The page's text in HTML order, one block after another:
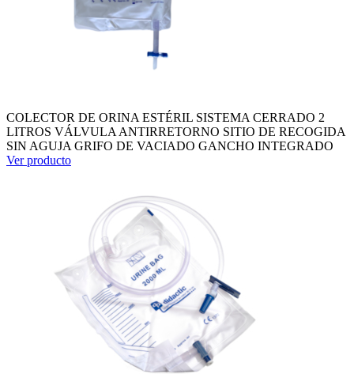
COLECTOR DE ORINA ESTÉRIL SISTEMA CERRADO 2
LITROS VÁLVULA ANTIRRETORNO SITIO DE RECOGIDA
SIN AGUJA GRIFO DE VACIADO GANCHO INTEGRADO
Ver producto